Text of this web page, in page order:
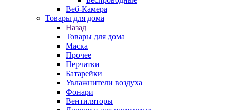
Веб-Камера
Товары для дома
Назад
Товары для дома
Маска
Прочее
Перчатки
Батарейки
Увлажнители воздуха
Фонари
Вентиляторы